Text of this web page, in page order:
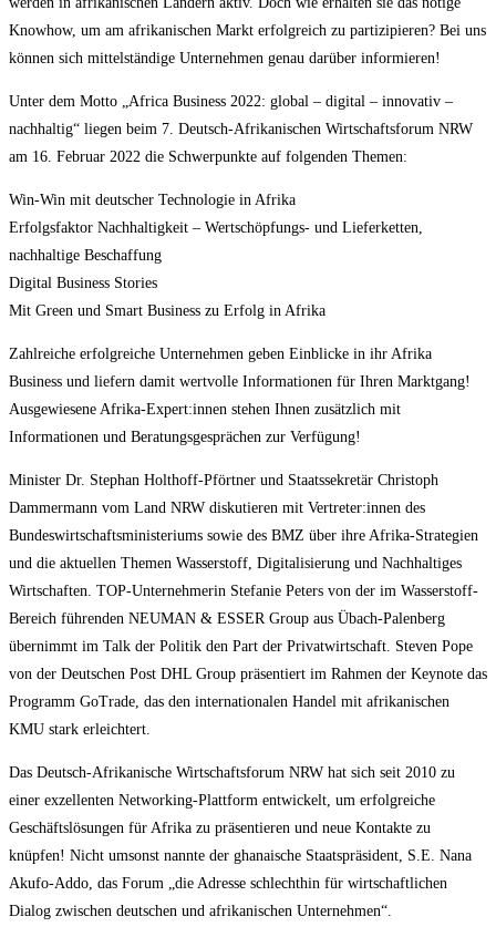
Knowhow, um am afrikanischen Markt erfolgreich zu partizipieren? Bei uns
können sich mittelständige Unternehmen genau darüber informieren!
Unter dem Motto „Africa Business 2022: global – digital – innovativ –
nachhaltig“ liegen beim 7. Deutsch-Afrikanischen Wirtschaftsforum NRW
am 16. Februar 2022 die Schwerpunkte auf folgenden Themen:
Win-Win mit deutscher Technologie in Afrika
Erfolgsfaktor Nachhaltigkeit – Wertschöpfungs- und Lieferketten,
nachhaltige Beschaffung
Digital Business Stories
Mit Green und Smart Business zu Erfolg in Afrika
Zahlreiche erfolgreiche Unternehmen geben Einblicke in ihr Afrika
Business und liefern damit wertvolle Informationen für Ihren Marktgang!
Ausgewiesene Afrika-Expert:innen stehen Ihnen zusätzlich mit
Informationen und Beratungsgesprächen zur Verfügung!
Minister Dr. Stephan Holthoff-Pförtner und Staatssekretär Christoph
Dammermann vom Land NRW diskutieren mit Vertreter:innen des
Bundeswirtschaftsministeriums sowie des BMZ über ihre Afrika-Strategien
und die aktuellen Themen Wasserstoff, Digitalisierung und Nachhaltiges
Wirtschaften. TOP-Unternehmerin Stefanie Peters von der im Wasserstoff-
Bereich führenden NEUMAN & ESSER Group aus Übach-Palenberg
übernimmt im Talk der Politik den Part der Privatwirtschaft. Steven Pope
von der Deutschen Post DHL Group präsentiert im Rahmen der Keynote das
Programm GoTrade, das den internationalen Handel mit afrikanischen
KMU stark erleichtert.
Das Deutsch-Afrikanische Wirtschaftsforum NRW hat sich seit 2010 zu
einer exzellenten Networking-Plattform entwickelt, um erfolgreiche
Geschäftslösungen für Afrika zu präsentieren und neue Kontakte zu
knüpfen! Nicht umsonst nannte der ghanaische Staatspräsident, S.E. Nana
Akufo-Addo, das Forum „die Adresse schlechthin für wirtschaftlichen
Dialog zwischen deutschen und afrikanischen Unternehmen“.